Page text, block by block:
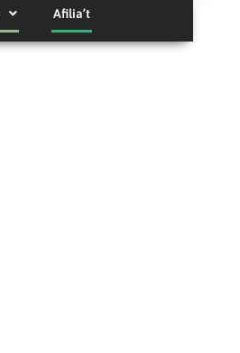
Afilia’t